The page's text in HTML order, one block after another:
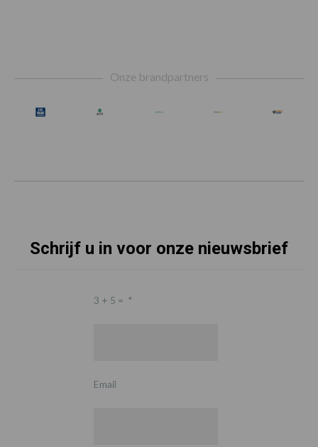
Onze brandpartners
Schrijf u in voor onze nieuwsbrief
3 + 5 = *
Email